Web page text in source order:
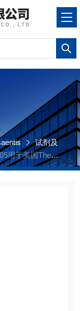
试剂及
用于美国Ther